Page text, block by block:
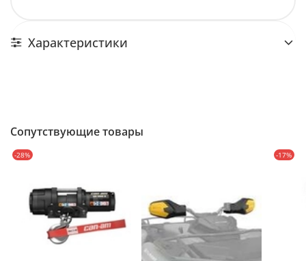
Характеристики
Сопутствующие товары
-28% -17%